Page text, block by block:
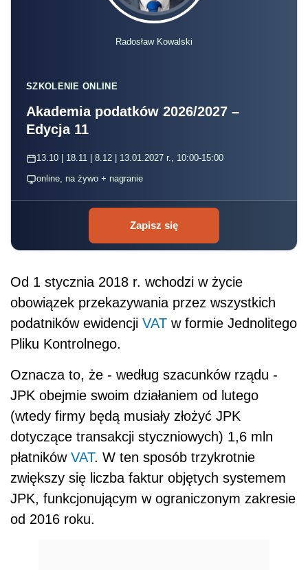
Radosław Kowalski
SZKOLENIE ONLINE
Akademia podatków 2026/2027 –
Edycja 11
13.10 | 18.11 | 8.12 | 13.01.2027 r., 10:00-15:00
online, na żywo + nagranie
Zapisz się
Od 1 stycznia 2018 r. wchodzi w życie
obowiązek przekazywania przez wszystkich
podatników ewidencji VAT w formie Jednolitego
Pliku Kontrolnego.
Oznacza to, że - według szacunków rządu -
JPK obejmie swoim działaniem od lutego
(wtedy firmy będą musiały złożyć JPK
dotyczące transakcji styczniowych) 1,6 mln
płatników VAT. W ten sposób trzykrotnie
zwiększy się liczba faktur objętych systemem
JPK, funkcjonującym w ograniczonym zakresie
od 2016 roku.